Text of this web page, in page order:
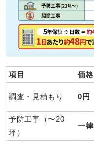
項目 価格
調査・見積もり 0円
予防工事（〜20
坪）
一